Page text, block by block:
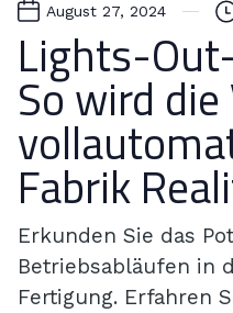
August 27, 2024
Lights-
So wird
Fabrik
Erkunden Sie das
Betriebsabläufen in
Fertigung. Erfahren